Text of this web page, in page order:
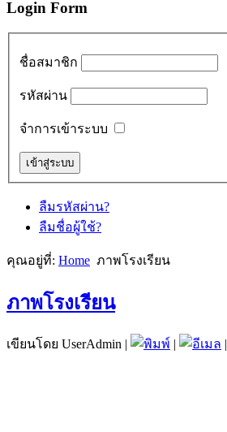
Login Form
ชื่อสมาชิก
รหัสผ่าน
จำการเข้าระบบ
ลืมรหัสผ่าน?
ลืมชื่อผู้ใช้?
คุณอยู่ที่: Home ภาพโรงเรียน
ภาพโรงเรียน
เขียนโดย UserAdmin